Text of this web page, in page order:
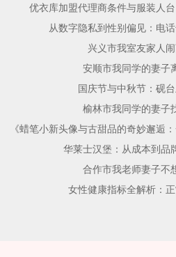
优衣库加盟代理商条件与服装人
从数字隐私到性别偏见：电
兴义市我室友家人
安顺市我同学的妻子
国庆节与中秋节：砚
榆林市我同学的妻子
《蜡笔小新头像与古甜品的奇妙邂逅
华莱士汉堡：从成本到品
合作市我老师妻子不
女性健康指标全解析：